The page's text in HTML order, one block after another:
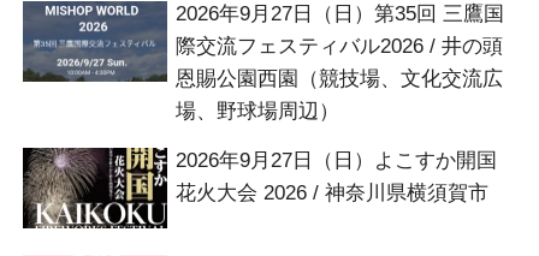
2026年9月27日（日）第35回 三鷹国
際交流フェスティバル2026 / 井の頭
恩賜公園西園（競技場、文化交流広
場、野球場周辺）
2026年9月27日（日）よこすか開国
花火大会 2026 / 神奈川県横須賀市